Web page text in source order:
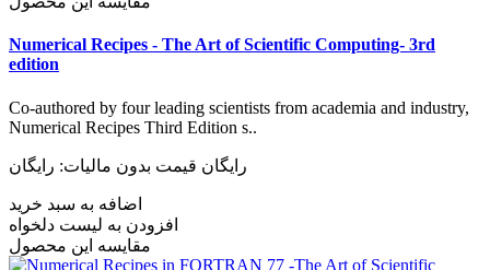
Numerical Recipes - The Art of Scientific Computing- 3rd
edition
Co-authored by four leading scientists from academia and industry,
Numerical Recipes Third Edition s..
رایگان قیمت بدون مالیات: رایگان
اضافه به سبد خرید
افزودن به لیست دلخواه
مقایسه این محصول